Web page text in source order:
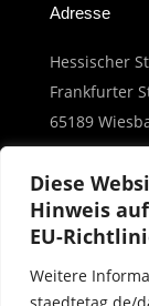
Diese
Hinweis
EU-
Weitere
Adresse
Hessischer
Frankfurter
65189
Copyright ©
Kontaktieren
Telefon: